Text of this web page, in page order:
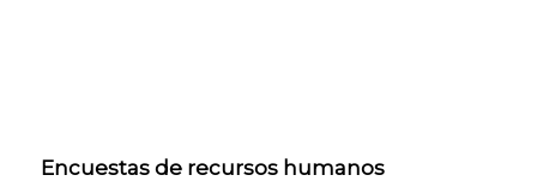
INICIO
Encuestas de recursos humanos